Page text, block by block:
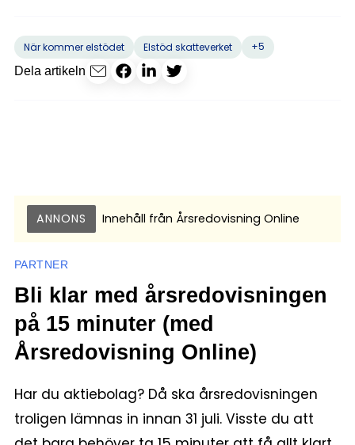
När kommer elstödet Elstöd skatteverket
+5
Dela artikeln
ANNONS Innehåll från Årsredovisning Online
PARTNER
Bli klar med årsredovisningen
på 15 minuter (med
Årsredovisning Online)
Har du aktiebolag? Då ska årsredovisningen
troligen lämnas in innan 31 juli. Visste du att